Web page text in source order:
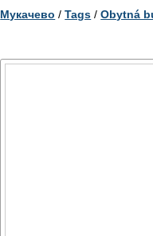
Мукачево /Tags /Obytná